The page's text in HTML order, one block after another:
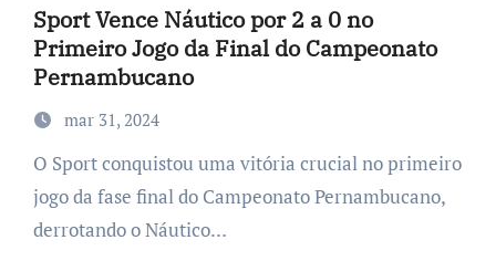
Sport Vence Náutico por 2 a 0 no
Primeiro Jogo da Final do Campeonato
Pernambucano
mar 31, 2024
O Sport conquistou uma vitória crucial no primeiro
jogo da fase final do Campeonato Pernambucano,
derrotando o Náutico…